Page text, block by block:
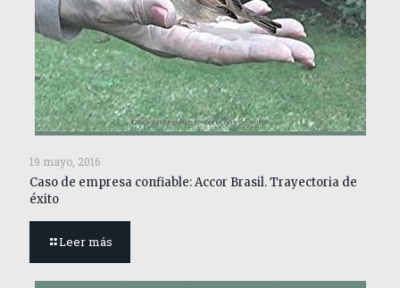
19 mayo, 2016
Caso de empresa confiable: Accor Brasil. Trayectoria de
éxito
Leer más